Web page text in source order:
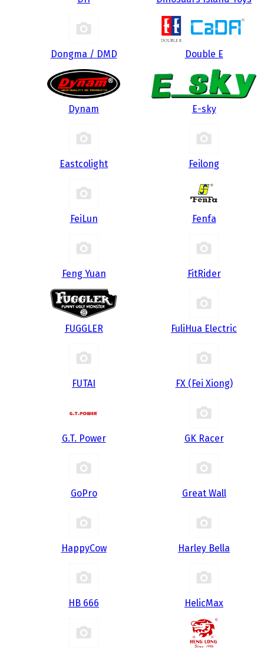
Dongma / DMD Double E
Dynam E-sky
Eastcolight Feilong
FeiLun Fenfa
Feng Yuan FitRider
FUGGLER FuliHua Electric
FUTAI FX (Fei Xiong)
G.T. Power GK Racer
GoPro Great Wall
HappyCow Harley Bella
HB 666 HelicMax